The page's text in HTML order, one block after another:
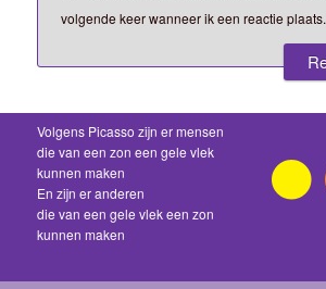
volgende keer wanneer ik een reactie plaats.
Volgens Picasso zijn er mensen
die van een zon een gele vlek
kunnen maken
En zijn er anderen
die van een gele vlek een zon
kunnen maken